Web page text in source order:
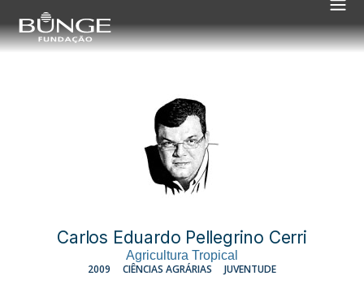
Carlos Eduardo Pellegrino Cerri
Agricultura Tropical
2009
CIÊNCIAS AGRÁRIAS JUVENTUDE